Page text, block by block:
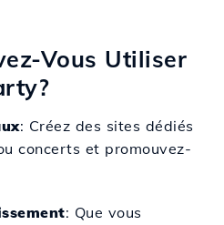
Vous Utiliser
: Créez des sites dédiés
concerts et promouvez-
: Que vous